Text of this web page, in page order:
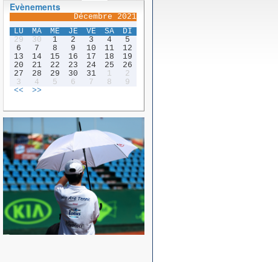
Evènements
Décembre 2021
LU
MA ME JE VE SA
DI
29
30 1 2 3 4
5
6
7 8 9 10 11
12
13
14 15 16 17 18
19
20
21 22 23 24 25
26
27
28 29 30 31 1
2
3
4 5 6 7 8
9
<<
>>